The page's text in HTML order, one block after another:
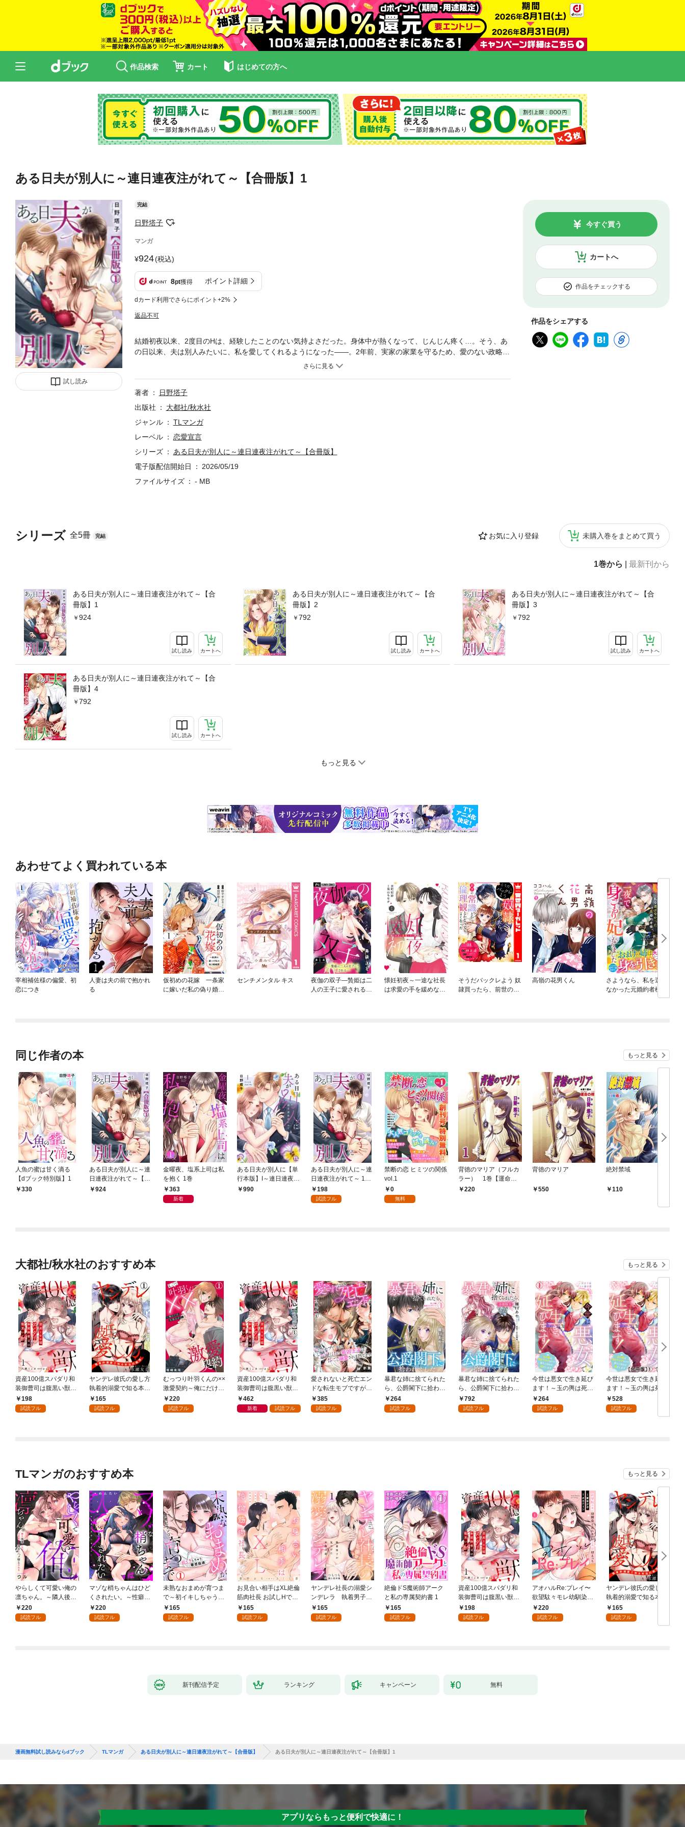
作品検索 カート はじめての方へ
ある日夫が別人に～連日連夜注がれて～【合冊版】1
試し読み
完結
日野塔子
マンガ
924(税込)
8pt獲得 ポイント詳細
dカード利用でさらにポイント+2%
返品不可
カートへ
今すぐ買う
作品をチェックする
作品をシェアする
シリーズ 全5冊 完結 お気に入り登録 未購入巻をまとめて買う
1巻から 最新刊から
ある日夫が別人に～連日連夜注がれて～【合
冊版】1
924
試し読み カートへ
ある日夫が別人に～連日連夜注がれて～【合
冊版】2
792
試し読み カートへ
ある日夫が別人に～連日連夜注がれて～【合
冊版】3
792
試し読み カートへ
ある日夫が別人に～連日連夜注がれて～【合
冊版】4
792
試し読み カートへ
もっと見る
結婚初夜以来、2度目のHは、経験したことのない気持よさだった。身体中が熱くなって、じんじん疼く…。そう、あ
の日以来、夫は別人みたいに、私を愛してくれるようになった――。2年前、実家の家業を守るため、愛のない政略結
婚をした唯。夫の尚希は一見すると完璧なエリート社長だが、実は高圧的なモラハラ夫だった。2人きりになると怒鳴
かも今まで「お前」呼ばわりだったのが、「唯、好きだよ…愛してる」って…まるで別人!? ※同タイトルの1～4話を
収録した合冊版です。重複購入にご注意ください。
著者
日野塔子
出版社
大都社/秋水社
ジャンル
TLマンガ
レーベル
恋愛宣言
シリーズ
ある日夫が別人に～連日連夜注がれて～【合冊版】
電子版配信開始日
2026/05/19
ファイルサイズ
- MB
あわせてよく買われている本
宰相補佐様の偏愛、初
恋につき
人妻は夫の前で抱かれ
る
仮初めの花嫁 一条家
に嫁いだ私の偽り婚姻
センチメンタル キス
夜伽の双子—贄姫は二
人の王子に愛される—
懐妊初夜～一途な社長
は求愛の手を緩めない
そうだバックレよう 奴
隷買ったら、前世の常
高嶺の花男くん
さようなら、私を選ば
なかった元婚約者様。
一夜で大国君主の身ご
同じ作者の本 もっと見る
人魚の蜜は甘く滴る
【dブック特別版】1
330
ある日夫が別人に～連
日連夜注がれて～【合
冊版】1
924
金曜夜、塩系上司は私
を抱く 1巻
363
新着
ある日夫が別人に【単
行本版】I～連日連夜注
がれて～【電子書店限
990
ある日夫が別人に～連
日連夜注がれて～ 1
【電子書店限定特典付
き】
198
試読フル
禁断の恋 ヒミツの関係
vol.1
0
無料
背徳のマリア（フルカ
ラー） 1巻【運命の
楔】220
背徳のマリア
550
絶対禁域
110
大都社/秋水社のおすすめ本 もっと見る
資産100億スパダリ和
装御曹司は腹黒い獣～
イジワルな指遣いから
感じる圧倒的快感～ 1
198
試読フル
ヤンデレ彼氏の愛し方
執着的溺愛で知る本当
の絶頂 1
165
試読フル
むっつり叶羽くんの××
激愛契約～俺にだけ、
全部みせて。 1【電子
書店限定特典付き】
220
試読フル
資産100億スパダリ和
装御曹司は腹黒い獣～
イジワルな指遣いから
感じる圧倒的快感～
462
新着 試読フル
愛されないと死亡エン
ドな転生モブですが、
一番避けたい最凶王子
に体ごと溺愛されまく
385
試読フル
暴君な姉に捨てられた
ら、公爵閣下に拾われ
ました 1 美しき姉暴君
ジャクリーン【電子限
264
試読フル
暴君な姉に捨てられた
ら、公爵閣下に拾われ
ました【合冊版】1
792
試読フル
今世は悪女で生き延び
ます！～玉の輿は死亡
フラグなので、落ちこ
ぼれを婿にします～ 1
264
試読フル
今世は悪女で生き延び
ます！～玉の輿は死亡
フラグなので、落ちこ
ぼれを婿にします～
528
試読フル
TLマンガのおすすめ本 もっと見る
やらしくて可愛い俺の
凛ちゃん。～隣人後輩
くんのイキすぎた執着
にハメ堕とされる～(1)
220
試読フル
マゾな梢ちゃんはひど
くされたい。～性癖マ
ッチした後輩と欲望の
ままにセックスしたら
220
試読フル
未熟なおまめが育つま
で～初イキしちゃう敏
感指導～1
165
試読フル
お見合い相手はXL絶倫
筋肉社長 お試しHで気
絶寸前の絶頂快感！？
1【電子書店限定特典
165
試読フル
ヤンデレ社長の溺愛シ
ンデレラ 執着男子が
見つけた本物の恋 1
165
試読フル
絶倫ドS魔術師アーク
と私の専属契約書 1
165
試読フル
資産100億スパダリ和
装御曹司は腹黒い獣～
イジワルな指遣いから
感じる圧倒的快感～ 1
198
試読フル
アオハルRe:プレイ〜
欲望駄々モレ幼馴染と
焦れキュンとろ甘初え
っち〜（１）
220
試読フル
ヤンデレ彼氏の愛し方
執着的溺愛で知る本当
の絶頂 1
165
試読フル
新刊配信予定 ランキング キャンペーン 無料
漫画無料試し読みならdブック TLマンガ ある日夫が別人に～連日連夜注がれて～【合冊版】 ある日夫が別人に～連日連夜注がれて～【合冊版】1
アプリならもっと便利で快適に！